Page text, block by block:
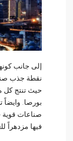
إلى جانب
نقطة جذب
حيث تنتج كل
بورصا. وايضاً
صناعات قوية
فيها مزدهراً